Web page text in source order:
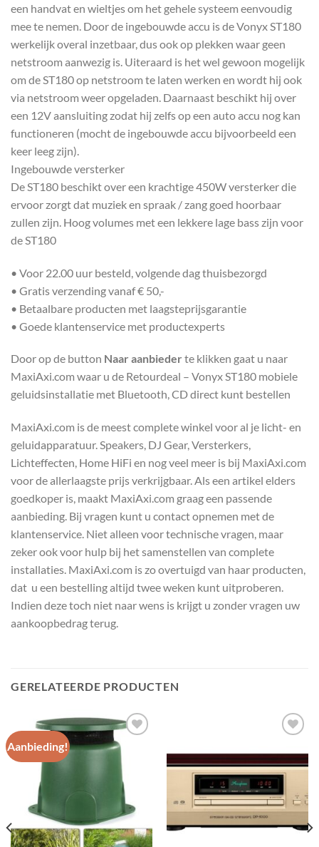
een handvat en wieltjes om het gehele systeem eenvoudig
mee te nemen. Door de ingebouwde accu is de Vonyx ST180
werkelijk overal inzetbaar, dus ook op plekken waar geen
netstroom aanwezig is. Uiteraard is het wel gewoon mogelijk
om de ST180 op netstroom te laten werken en wordt hij ook
via netstroom weer opgeladen. Daarnaast beschikt hij over
een 12V aansluiting zodat hij zelfs op een auto accu nog kan
functioneren (mocht de ingebouwde accu bijvoorbeeld een
keer leeg zijn).
Ingebouwde versterker
De ST180 beschikt over een krachtige 450W versterker die
ervoor zorgt dat muziek en spraak / zang goed hoorbaar
zullen zijn. Hoog volumes met een lekkere lage bass zijn voor
de ST180
• Voor 22.00 uur besteld, volgende dag thuisbezorgd
• Gratis verzending vanaf € 50,-
• Betaalbare producten met laagsteprijsgarantie
• Goede klantenservice met productexperts
Door op de button Naar aanbieder te klikken gaat u naar
MaxiAxi.com waar u de Retourdeal – Vonyx ST180 mobiele
geluidsinstallatie met Bluetooth, CD direct kunt bestellen
MaxiAxi.com is de meest complete winkel voor al je licht- en
geluidapparatuur. Speakers, DJ Gear, Versterkers,
Lichteffecten, Home HiFi en nog veel meer is bij MaxiAxi.com
voor de allerlaagste prijs verkrijgbaar. Als een artikel elders
goedkoper is, maakt MaxiAxi.com graag een passende
aanbieding. Bij vragen kunt u contact opnemen met de
klantenservice. Niet alleen voor technische vragen, maar
zeker ook voor hulp bij het samenstellen van complete
installaties. MaxiAxi.com is zo overtuigd van haar producten,
dat u een bestelling altijd twee weken kunt uitproberen.
Indien deze toch niet naar wens is krijgt u zonder vragen uw
aankoopbedrag terug.
GERELATEERDE PRODUCTEN
Aanbieding!
Toevoegen
aan
wenslijst
Toevoegen
aan
wenslijst